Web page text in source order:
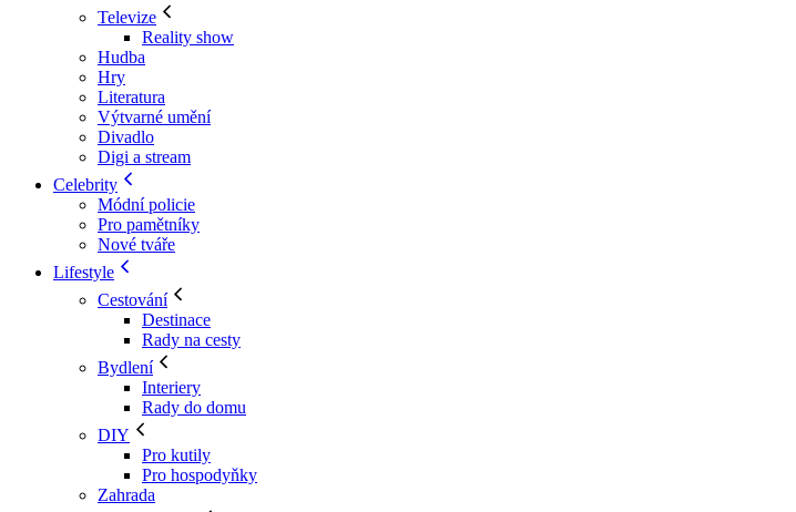
Televize
Reality show
Hudba
Hry
Literatura
Výtvarné umění
Divadlo
Digi a stream
Celebrity
Módní policie
Pro pamětníky
Nové tváře
Lifestyle
Cestování
Destinace
Rady na cesty
Bydlení
Interiery
Rady do domu
DIY
Pro kutily
Pro hospodyňky
Zahrada